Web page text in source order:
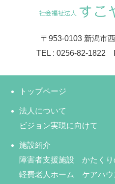
〒953-0103 新潟市
TEL : 0256-82-1822
トップページ
法人について
ビジョン実現に向けて
施設紹介
障害者支援施設 かたくり
軽費老人ホーム ケアハウ